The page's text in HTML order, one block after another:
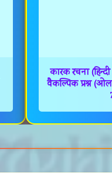
कारक रचना
वैकल्पिक प्रश्न